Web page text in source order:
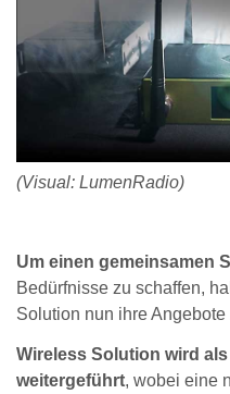
(Visual: LumenRadio)
Um einen gemeinsamen
Bedürfnisse zu schaffen,
Solution nun ihre
Wireless Solution wird
weitergeführt, wobei eine